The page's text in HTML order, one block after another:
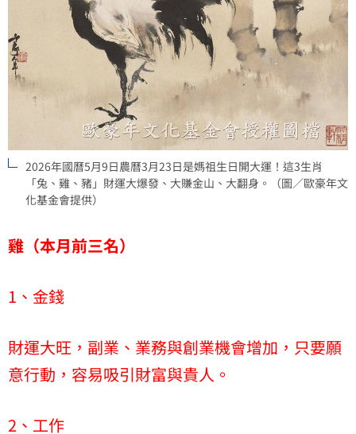
2026年國曆5月9日農曆3月23日是媽祖生日開大運！這3生肖
「兔、雞、豬」財運大爆發、大賺金山、大翻身。（圖／歐豪年文
化基金會提供）
雞（本月前三名）
1、金錢
財運大旺，副業、業務與創業機會增加，只要願
意行動，容易吸引財富與貴人。
2、工作